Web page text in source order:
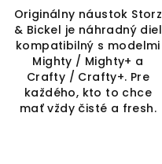
Originálny náustok Storz
& Bickel je náhradný diel
kompatibilný s modelmi
Mighty / Mighty+ a
Crafty / Crafty+. Pre
každého, kto to chce
mať vždy čisté a fresh.